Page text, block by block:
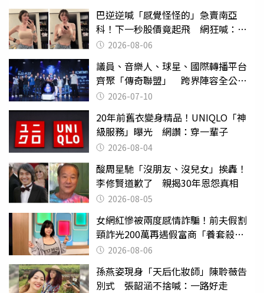
巴逆逆喊「感覺怪怪的」急賣南亞
科！下一秒股價竟起飛 網狂喊：大V
天龍2026-08-06
議員、音樂人、球星、國際轉播平台
齊聚「傳奇聯盟」 跨界陣容全公
開 劍指亞洲新傳奇聯賽
2026-07-10
20年前舊衣變身精品！UNIQLO「神
級服務」曝光 網讚：穿一輩子
2026-08-04
酸周星馳「沒朋友、沒兒女」挨轟！
李修賢道歉了 親揭30年恩怨真相
2026-08-05
女網紅慘被兩度感情詐騙！前夫假割
頸詐光200萬再遇假富商「養套殺
2000萬」
2026-08-06
孫燕姿現身「天后化妝師」陳聆薇告
別式 張韶涵不捨喊：一路好走